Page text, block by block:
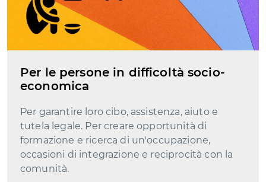
Per le persone in difficoltà socio-
economica
Per garantire loro cibo, assistenza, aiuto e
tutela legale. Per creare opportunità di
formazione e ricerca di un'occupazione,
occasioni di integrazione e reciprocità con la
comunità.